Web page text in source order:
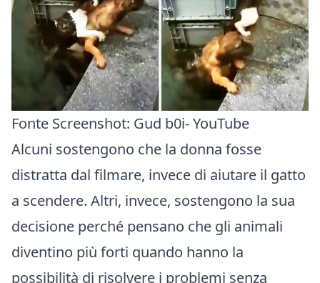
Fonte Screenshot: Gud b0i- YouTube
Alcuni sostengono che la donna fosse
distratta dal filmare, invece di aiutare il gatto
a scendere. Altri, invece, sostengono la sua
decisione perché pensano che gli animali
diventino più forti quando hanno la
possibilità di risolvere i problemi senza